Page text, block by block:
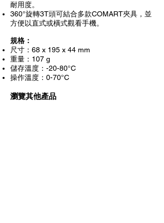
耐用度。
360°旋轉3T頭可結合多款COMART夾具，並
方便以直式或橫式觀看手機。
規格：
尺寸：68 x 195 x 44 mm
重量：107 g
儲存溫度：-20-80°C
操作溫度：0-70°C
瀏覽其他產品